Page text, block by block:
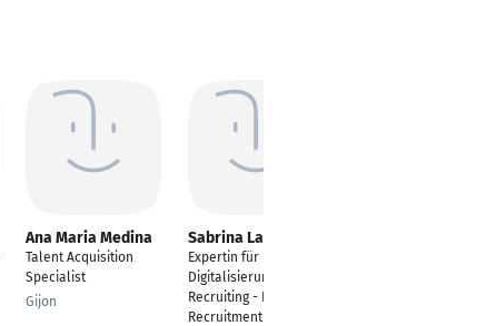
Ana Maria Medina
Talent Acquisition
Specialist
Gijon
Sabrina Lassoued
Expertin für
Digitalisierung, HR &
Recruiting - LAS
Recruitment & DigiOX